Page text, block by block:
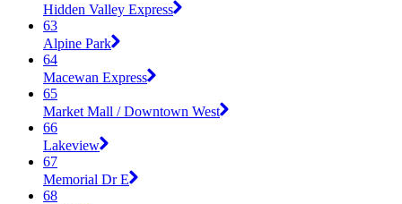
Hidden Valley Express
63
Alpine Park
64
Macewan Express
65
Market Mall / Downtown West
66
Lakeview
67
Memorial Dr E
68